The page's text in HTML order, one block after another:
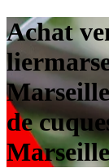
Achat
de